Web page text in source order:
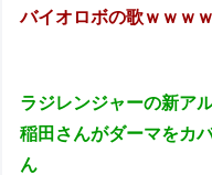
バイオロボの歌ｗｗｗｗ
ラジレンジャーの新アル
稲田さんがダーマをカ
ん